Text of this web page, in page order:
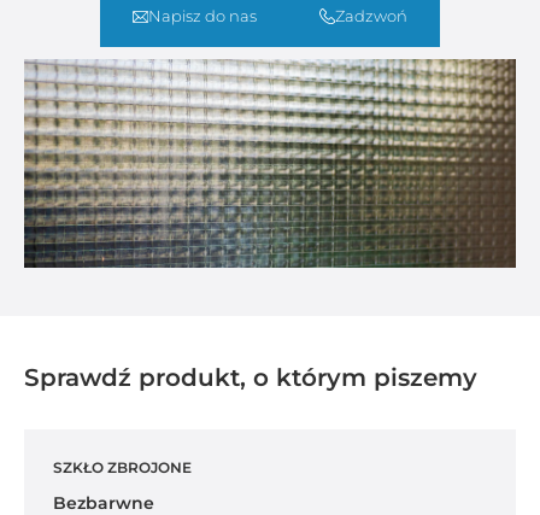
Napisz do nas Zadzwoń
Sprawdź produkt, o którym piszemy
SZKŁO ZBROJONE
Bezbarwne